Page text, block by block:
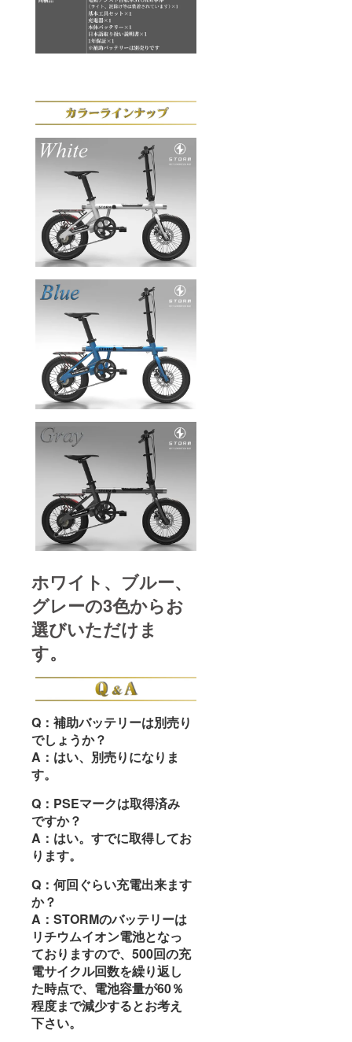
ホワイト、ブルー、
グレーの3色からお
選びいただけま
す。
Q：補助バッテリーは別売り
でしょうか？
A：はい、別売りになりま
す。
Q：PSEマークは取得済み
ですか？
A：はい。すでに取得してお
ります。
Q：何回ぐらい充電出来ます
か？
A：STORMのバッテリーは
リチウムイオン電池となっ
ておりますので、500回の充
電サイクル回数を繰り返し
た時点で、電池容量が60％
程度まで減少するとお考え
下さい。